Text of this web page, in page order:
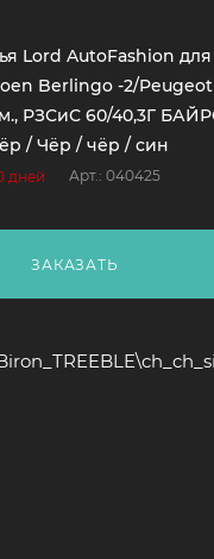
Lord AutoFashion для
Berlingo -2/
/ Чёр / чёр / син
дней Арт.: 040425
ЗАКАЗАТЬ